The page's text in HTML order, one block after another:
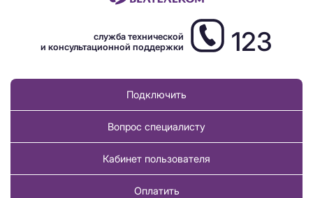
служба технической
и консультационной поддержки
123
Подключить
Вопрос специалисту
Кабинет пользователя
Оплатить